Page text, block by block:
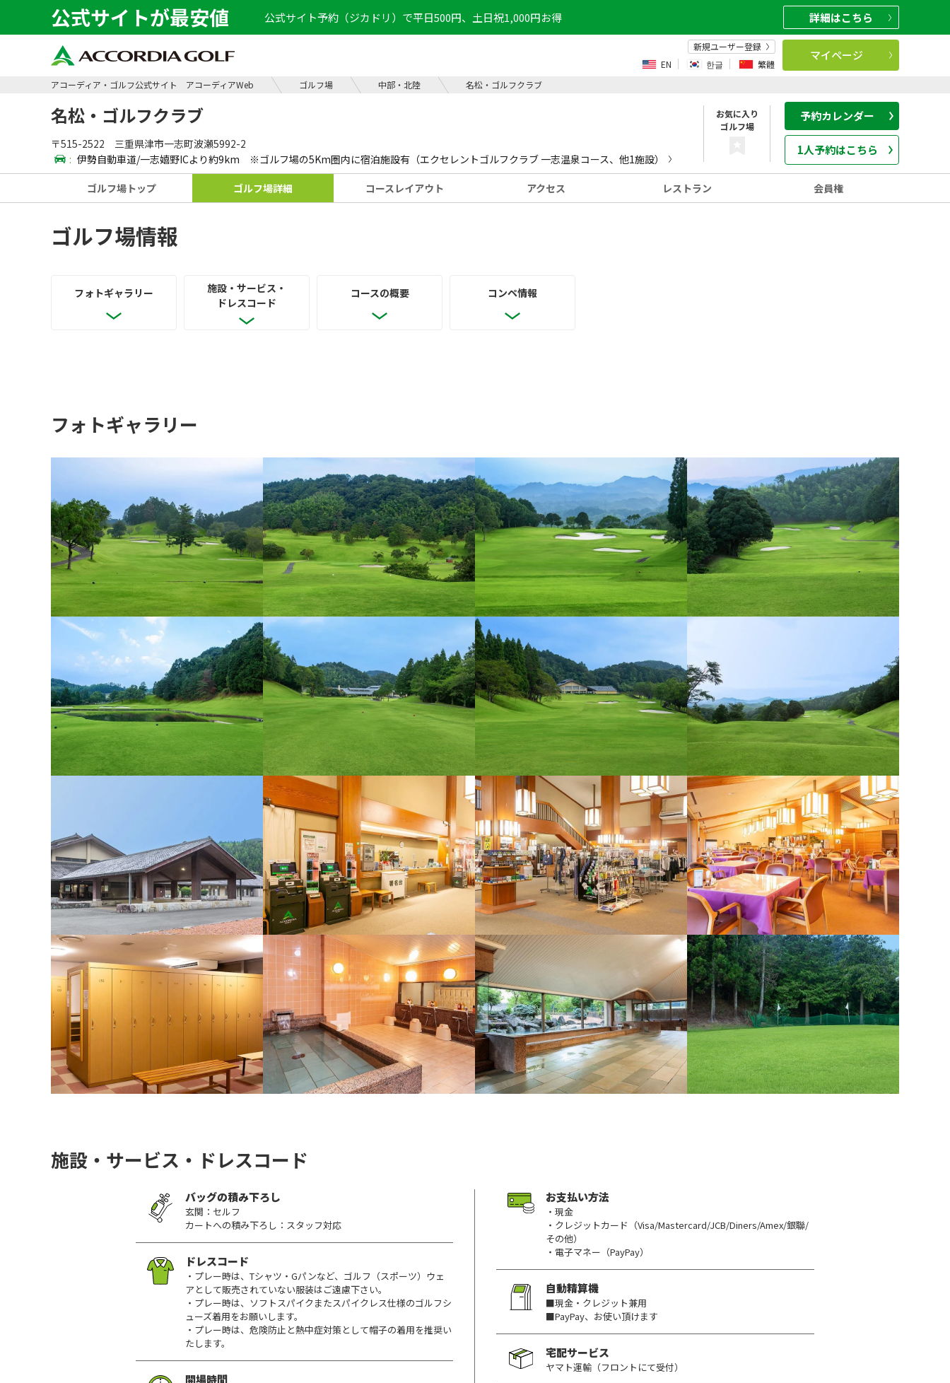
公式サイトが最安値 公式サイト予約（ジカドリ）で平日500円、土日祝1,000円お得 詳細はこちら
新規ユーザー登録
EN
한글 繁體
マイページ
アコーディア・ゴルフ公式サイト アコーディアWeb ゴルフ場 中部・北陸 名松・ゴルフクラブ
名松・ゴルフクラブ
〒515-2522 三重県津市一志町波瀬5992-2
: 伊勢自動車道/一志嬉野ICより約9km ※ゴルフ場の5Km圏内に宿泊施設有（エクセレントゴルフクラブ 一志温泉コース、他1施設）
お気に入り
ゴルフ場
予約カレンダー
1人予約はこちら
ゴルフ場 トップ ゴルフ場詳細 コース レイアウト アクセス レストラン 会員権
ゴルフ場情報
フォトギャラリー
施設・サービス・
ドレスコード
コースの概要 コンペ情報
フォトギャラリー
施設・サービス・ドレスコード
バッグの積み下ろし
玄関：セルフ
カートへの積み下ろし：スタッフ対応
ドレスコード
・プレー時は、Tシャツ・Gパンなど、ゴルフ（スポーツ）ウェ
アとして販売されていない服装はご遠慮下さい。
・プレー時は、ソフトスパイクまたスパイクレス仕様のゴルフシ
ューズ着用をお願いします。
・プレー時は、危険防止と熱中症対策として帽子の着用を推奨い
たします。
開場時間
お支払い方法
・現金
・クレジットカード（Visa/Mastercard/JCB/Diners/Amex/銀聯/
その他）
・電子マネー（PayPay）
自動精算機
■現金・クレジット兼用
■PayPay、お使い頂けます
宅配サービス
ヤマト運輸（フロントにて受付）